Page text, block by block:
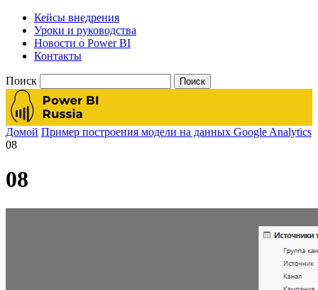
Кейсы внедрения
Уроки и руководства
Новости о Power BI
Контакты
Поиск
Домой Пример построения модели на данных Google Analytics
08
08